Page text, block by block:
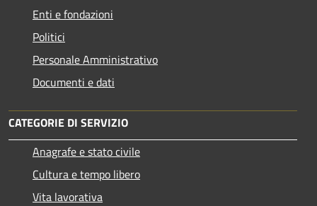
Enti e fondazioni
Politici
Personale Amministrativo
Documenti e dati
CATEGORIE DI SERVIZIO
Anagrafe e stato civile
Cultura e tempo libero
Vita lavorativa